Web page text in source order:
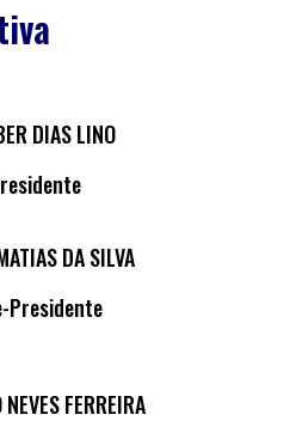
DIAS LINO
DA SILVA
Presidente
FERREIRA